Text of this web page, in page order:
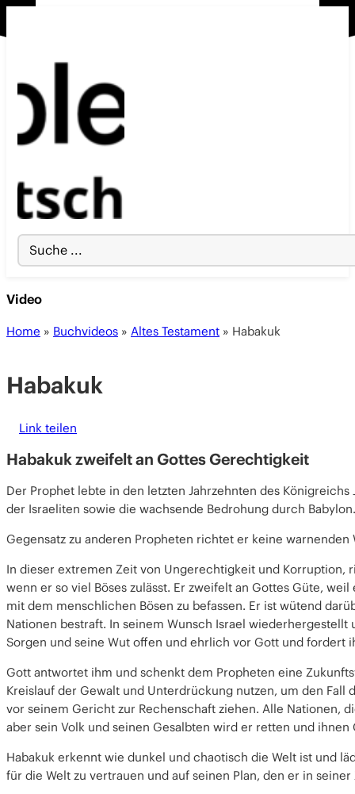
Search
...
Video
Home » Buchvideos » Altes Testament » Habakuk
Habakuk
Link teilen
Habakuk zweifelt an Gottes Gerechtigkeit
Der Prophet lebte in den letzten Jahrzehnten des Königreichs
der Israeliten sowie die wachsende Bedrohung durch Babylon
Gegensatz zu anderen Propheten richtet er keine warnenden
In dieser extremen Zeit von Ungerechtigkeit und Korruption,
wenn er so viel Böses zulässt. Er zweifelt an Gottes Güte, weil
mit dem menschlichen Bösen zu befassen. Er ist wütend
Nationen bestraft. In seinem Wunsch Israel wiederhergestellt
Sorgen und seine Wut offen und ehrlich vor Gott und fordert
Gott antwortet ihm und schenkt dem Propheten eine
Kreislauf der Gewalt und Unterdrückung nutzen, um den
vor seinem Gericht zur Rechenschaft ziehen. Alle Nationen,
aber sein Volk und seinen Gesalbten wird er retten und ihnen
Habakuk erkennt wie dunkel und chaotisch die Welt ist und
für die Welt zu vertrauen und auf seinen Plan, den er in